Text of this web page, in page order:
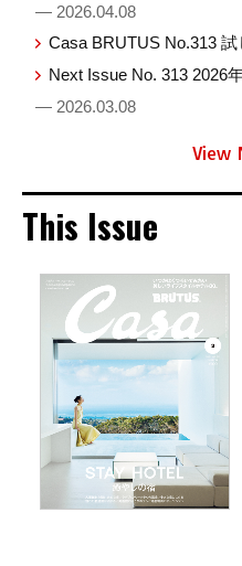
— 2026.04.08
Casa BRUTUS No.313
Next Issue No. 313 2026
— 2026.03.08
View
This Issue